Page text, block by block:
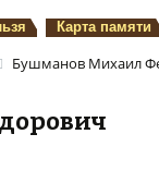
Карта памяти
Бушманов Михаил